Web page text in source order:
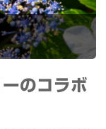
のコラボ